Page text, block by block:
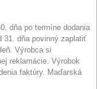
dňa po termíne dodania
31. dňa povinný zaplatiť
Výrobca si
reklamácie. Výrobok
faktúry. Maďarská